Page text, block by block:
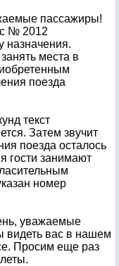
пассажиры!
№ 2012
назначения.
места в
поезда
текст
Затем звучит
поезда осталось
гости занимают
номер
уважаемые
вас в нашем
Просим еще раз